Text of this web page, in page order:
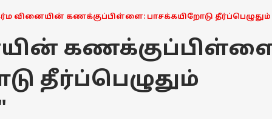
வினையின் கணக்குப்பிள்ளை: பாசக்கயிறோடு
தீர்ப்பெழுதும்